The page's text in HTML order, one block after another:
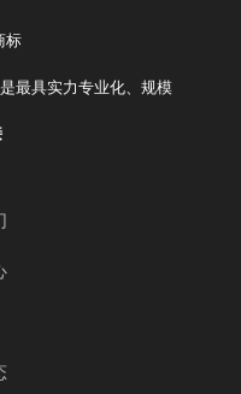
标
最具实力专业化、规模